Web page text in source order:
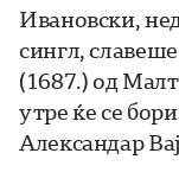
Ивановски,
сингл,
(1687.) од
утре ќе се
Александар